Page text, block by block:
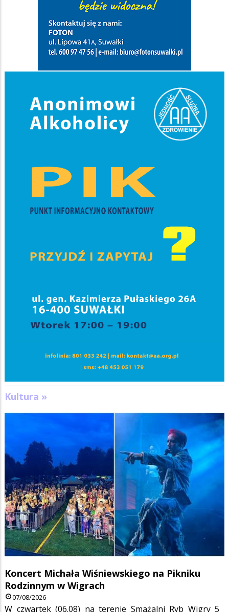
Kultura »
Koncert Michała Wiśniewskiego na Pikniku
Rodzinnym w Wigrach
07/08/2026
W czwartek (06.08) na terenie Smażalni Ryb Wigry 5